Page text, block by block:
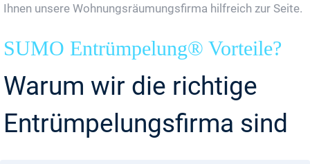
Ihnen unsere Wohnungsräumungsfirma hilfreich zur Seite.
SUMO Entrümpelung® Vorteile?
Warum wir die richtige
Entrümpelungsfirma sind